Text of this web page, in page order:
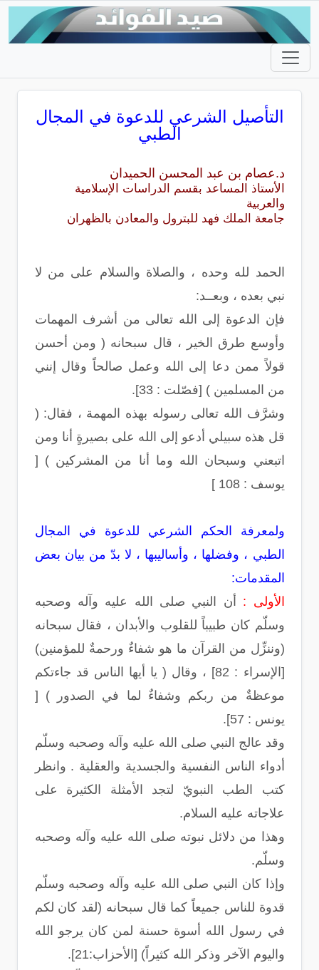
التأصيل الشرعي للدعوة في المجال
الطبي
د.عصام بن عبد المحسن الحميدان
الأستاذ المساعد بقسم الدراسات الإسلامية
والعربية
جامعة الملك فهد للبترول والمعادن بالظهران
الحمد لله وحده ، والصلاة والسلام على من لا
نبي بعده ، وبعــد:
فإن الدعوة إلى الله تعالى من أشرف المهمات
وأوسع طرق الخير ، قال سبحانه ( ومن أحسن
قولاً ممن دعا إلى الله وعمل صالحاً وقال إنني
من المسلمين ) [فصّلت : 33].
وشرَّف الله تعالى رسوله بهذه المهمة ، فقال: (
قل هذه سبيلي أدعو إلى الله على بصيرةٍ أنا ومن
اتبعني وسبحان الله وما أنا من المشركين ) [
يوسف : 108 ]
ولمعرفة الحكم الشرعي للدعوة في المجال
الطبي ، وفضلها ، وأساليبها ، لا بدّ من بيان بعض
المقدمات:
الأولى : أن النبي صلى الله عليه وآله وصحبه
وسلّم كان طبيباً للقلوب والأبدان ، فقال سبحانه
(وننزِّل من القرآن ما هو شفاءٌ ورحمةٌ للمؤمنين)
[الإسراء : 82] ، وقال ( يا أيها الناس قد جاءتكم
موعظةٌ من ربكم وشفاءٌ لما في الصدور ) [
يونس : 57].
وقد عالج النبي صلى الله عليه وآله وصحبه وسلّم
أدواء الناس النفسية والجسدية والعقلية . وانظر
كتب الطب النبويّ لتجد الأمثلة الكثيرة على
علاجاته عليه السلام.
وهذا من دلائل نبوته صلى الله عليه وآله وصحبه
وسلّم.
وإذا كان النبي صلى الله عليه وآله وصحبه وسلّم
قدوة للناس جميعاً كما قال سبحانه (لقد كان لكم
في رسول الله أسوة حسنة لمن كان يرجو الله
واليوم الآخر وذكر الله كثيراً) [الأحزاب:21].